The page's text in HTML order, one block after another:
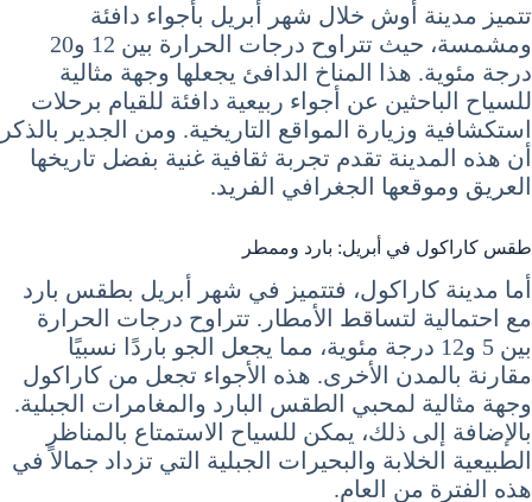
تتميز مدينة أوش خلال شهر أبريل بأجواء دافئة
ومشمسة، حيث تتراوح درجات الحرارة بين 12 و20
درجة مئوية. هذا المناخ الدافئ يجعلها وجهة مثالية
للسياح الباحثين عن أجواء ربيعية دافئة للقيام برحلات
استكشافية وزيارة المواقع التاريخية. ومن الجدير بالذكر
أن هذه المدينة تقدم تجربة ثقافية غنية بفضل تاريخها
العريق وموقعها الجغرافي الفريد.
طقس كاراكول في أبريل: بارد وممطر
أما مدينة كاراكول، فتتميز في شهر أبريل بطقس بارد
مع احتمالية لتساقط الأمطار. تتراوح درجات الحرارة
بين 5 و12 درجة مئوية، مما يجعل الجو باردًا نسبيًا
مقارنة بالمدن الأخرى. هذه الأجواء تجعل من كاراكول
وجهة مثالية لمحبي الطقس البارد والمغامرات الجبلية.
بالإضافة إلى ذلك، يمكن للسياح الاستمتاع بالمناظر
الطبيعية الخلابة والبحيرات الجبلية التي تزداد جمالاً في
هذه الفترة من العام.